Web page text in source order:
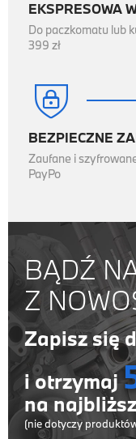
EKSPRESOWA
Do paczkomatu lub
399 zł

BEZPIECZNE
Zaufane i
PayPo
BĄDŹ
Z
Zapisz się
i otrzymaj
na
(nie dotyczy